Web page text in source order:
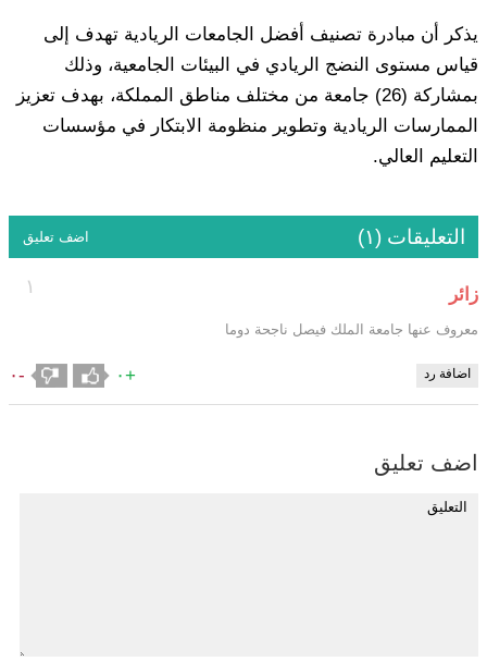
يذكر أن مبادرة تصنيف أفضل الجامعات الريادية تهدف إلى
قياس مستوى النضج الريادي في البيئات الجامعية، وذلك
بمشاركة (26) جامعة من مختلف مناطق المملكة، بهدف تعزيز
الممارسات الريادية وتطوير منظومة الابتكار في مؤسسات
التعليم العالي.
التعليقات (١) اضف تعليق
١ زائر
معروف عنها جامعة الملك فيصل ناجحة دوما
اضافة رد +٠ -٠
اضف تعليق